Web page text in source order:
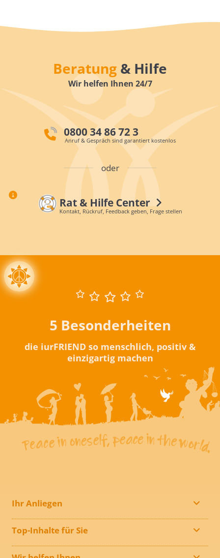
Beratung & Hilfe
Wir helfen Ihnen 24/7
0800 34 86 72 3
Anruf & Gespräch sind garantiert kostenlos
oder
Rat & Hilfe Center
Kontakt, Rückruf, Feedback geben, Frage stellen
5 Besonderheiten
die iurFRIEND so menschlich, positiv &
einzigartig machen
Ihr Anliegen
Top-Inhalte für Sie